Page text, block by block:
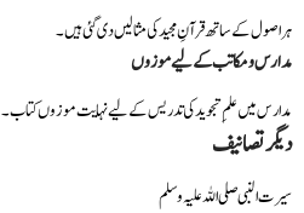
ہر اصول کے ساتھ قرآنِ مجید کی مثالیں دی گئی ہیں۔
مدارس و مکاتب کے لیے موزوں
مدارس میں علمِ تجوید کی تدریس کے لیے نہایت موزوں کتاب۔
دیگر تصانیف
سیرت النبی صلی اللہ علیہ وسلم